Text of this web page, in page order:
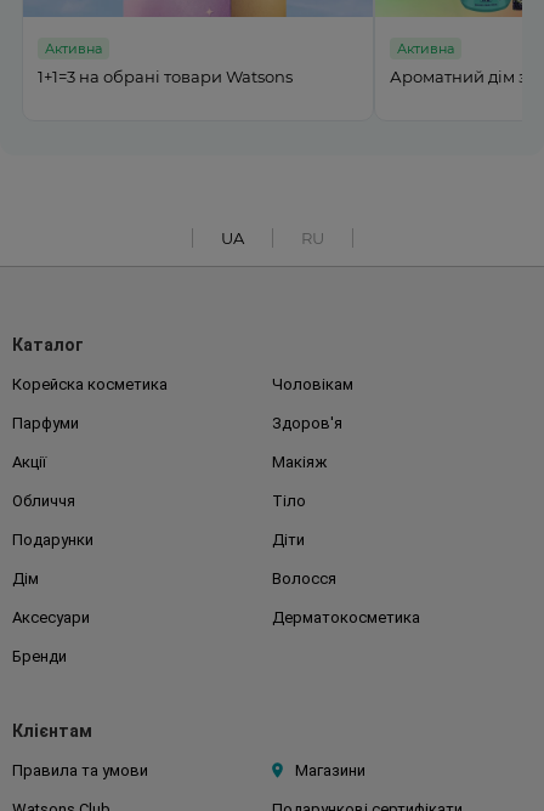
обрані товари Watsons Ароматний дім з MI BELLUMI
UA RU
Каталог
Корейска косметика Чоловікам
Парфуми Здоров'я
Акції Макіяж
Обличчя Тіло
Подарунки Діти
Дім Волосся
Аксесуари Дерматокосметика
Бренди
Клієнтам
Правила та умови Магазини